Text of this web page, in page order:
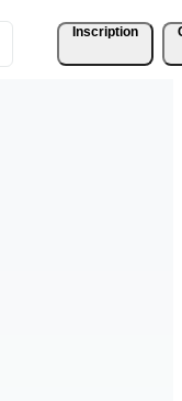
Inscription